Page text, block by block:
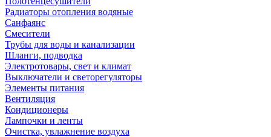
Радиаторы отопления водяные
Санфаянс
Смесители
Трубы для воды и канализации
Шланги, подводка
Электротовары, свет и климат
Выключатели и светорегуляторы
Элементы питания
Вентиляция
Кондиционеры
Лампочки и ленты
Очистка, увлажнение воздуха